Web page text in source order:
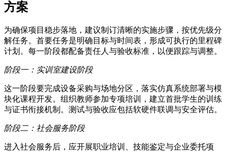
方案
为确保项目稳步落地，建议制订清晰的实施步骤，按优先级分
解任务。首要任务是明确目标与时间表，形成可执行的里程碑
计划。每一阶段都配备责任人与验收标准，以便跟踪与调整。
阶段一：实训室建设阶段
这一阶段要完成设备采购与场地分区，落实仿真系统部署与模
块化课程开发。组织教师参加专项培训，建立首批学生的训练
与证书衔接机制。测试与验收应包括软硬件联调与安全评估。
阶段二：社会服务阶段
进入社会服务后，应开展职业培训、技能鉴定与企业委托项